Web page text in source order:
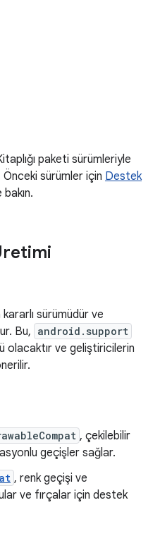
paketi sürümleriyle
Önceki sürümler için Destek
bakın.
sürümüdür ve
Bu, android.support
olacaktır ve geliştiricilerin
, çekilebilir
geçişler sağlar.
, renk geçişi ve
ve fırçalar için destek